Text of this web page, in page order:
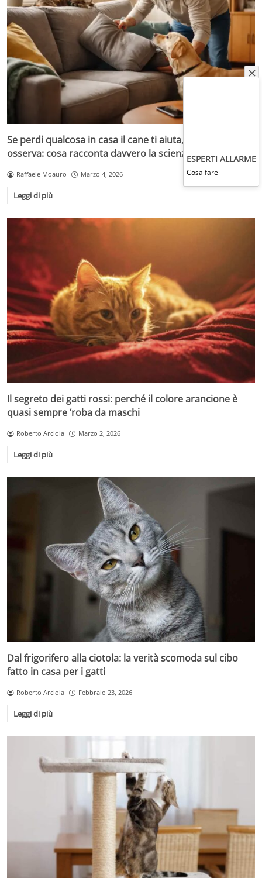
Se perdi qualcosa in casa il cane ti aiuta, il gatto
osserva: cosa racconta davvero la scienza
Raffaele Moauro Marzo 4, 2026
Leggi di più
Il segreto dei gatti rossi: perché il colore arancione è
quasi sempre ‘roba da maschi
Roberto Arciola Marzo 2, 2026
Leggi di più
Dal frigorifero alla ciotola: la verità scomoda sul cibo
fatto in casa per i gatti
Roberto Arciola Febbraio 23, 2026
Leggi di più
ESPERTI ALLARME
Cosa fare